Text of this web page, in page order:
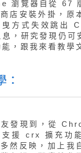
瀏覽器自從 67
店安裝外掛，原
方式失效跳出
，研究發現仍可
，跟我來看教學
：
友發現到，從
支援 crx 擴充功
然反映，加上我